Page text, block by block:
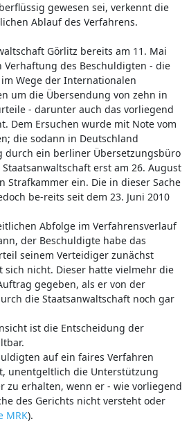
gewesen sei, verkennt die
Ablauf des Verfahrens.
Görlitz bereits am 11. Mai
Verhaftung des Beschuldigten - die
Wege der Internationalen
um die Übersendung von zehn in
- darunter auch das vorliegend
Dem Ersuchen wurde mit Note vom
die sodann in Deutschland
durch ein berliner Übersetzungsbüro
erst am 26. August
Strafkammer ein. Die in dieser Sache
be-reits seit dem 23. Juni 2010
Abfolge im Verfahrensverlauf
der Beschuldigte habe das
seinem Verteidiger zunächst
sich nicht. Dieser hatte vielmehr die
gegeben, als er von der
die Staatsanwaltschaft noch gar
ist die Entscheidung der
auf ein faires Verfahren
unentgeltlich die Unterstützung
zu erhalten, wenn er - wie vorliegend
des Gerichts nicht versteht oder
MRK).